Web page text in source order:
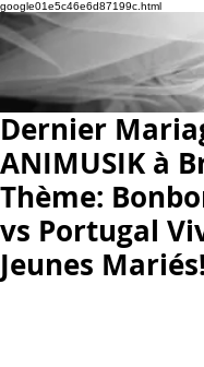
google01e5c46e6d87199c.html
Dernier
ANIMUSIK à
Thème:
vs Portugal
Jeunes